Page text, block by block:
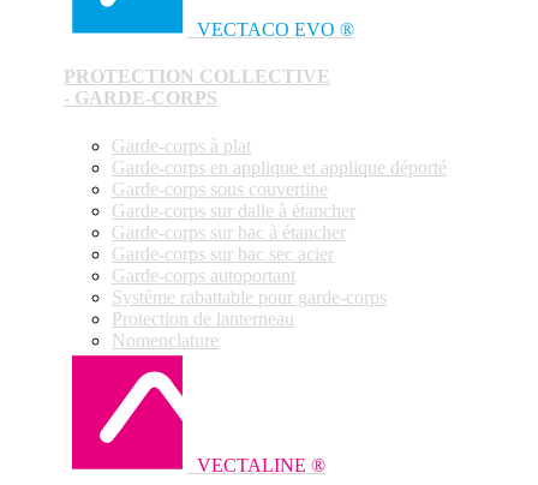
VECTACO EVO ®
PROTECTION COLLECTIVE
- GARDE-CORPS
Garde-corps à plat
Garde-corps en applique et applique déporté
Garde-corps sous couvertine
Garde-corps sur dalle à étancher
Garde-corps sur bac à étancher
Garde-corps sur bac sec acier
Garde-corps autoportant
Système rabattable pour garde-corps
Protection de lanterneau
Nomenclature
VECTALINE ®